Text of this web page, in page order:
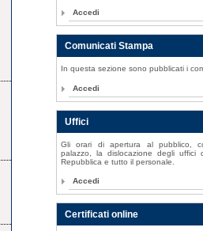
Accedi
Comunicati Stampa
In questa sezione sono pubblicati i
Accedi
Uffici
Gli orari di apertura al pubblico,
palazzo, la dislocazione degli uffici
Repubblica e tutto il personale.
Accedi
Certificati online